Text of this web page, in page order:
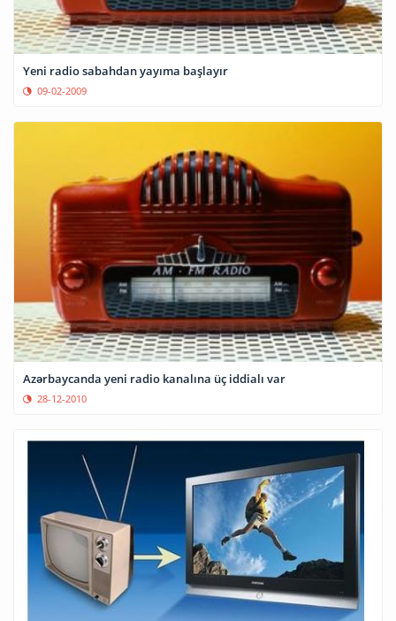
Yeni radio sabahdan yayıma başlayır
09-02-2009
Azərbaycanda yeni radio kanalına üç iddialı var
28-12-2010